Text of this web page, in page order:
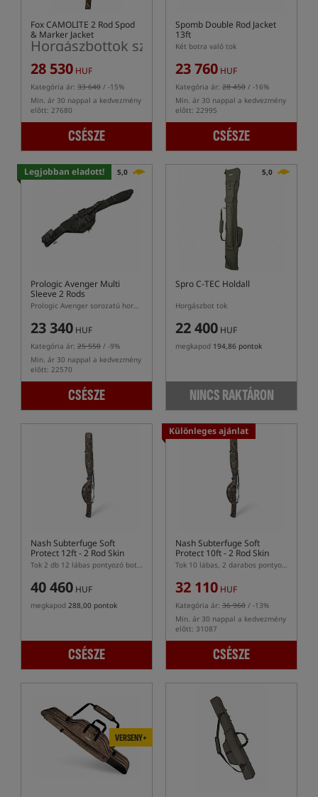
Fox CAMOLITE 2 Rod Spod
& Marker Jacket
Horgászbottok számára készült tok: 2
28 530 HUF
Kategória ár: 33 640 / -15%
Min. ár 30 nappal a kedvezmény
előtt: 27680
CSÉSZE
Spomb Double Rod Jacket
13ft
Két botra való tok
23 760 HUF
Kategória ár: 28 450 / -16%
Min. ár 30 nappal a kedvezmény
előtt: 22995
CSÉSZE
Legjobban eladott! 5,0
Prologic Avenger Multi
Sleeve 2 Rods
Prologic Avenger sorozatú horgászbot tok
23 340 HUF
Kategória ár: 25 550 / -9%
Min. ár 30 nappal a kedvezmény
előtt: 22570
CSÉSZE
5,0
Spro C-TEC Holdall
Horgászbot tok
22 400 HUF
megkapod 194,86 pontok
NINCS RAKTÁRON
Nash Subterfuge Soft
Protect 12ft - 2 Rod Skin
Tok 2 db 12 lábas pontyozó bothoz
40 460 HUF
megkapod 288,00 pontok
CSÉSZE
Különleges ajánlat
Nash Subterfuge Soft
Protect 10ft - 2 Rod Skin
Tok 10 lábas, 2 darabos pontyozó horgászbot tok
32 110 HUF
Kategória ár: 36 960 / -13%
Min. ár 30 nappal a kedvezmény
előtt: 31087
CSÉSZE
VERSENY+